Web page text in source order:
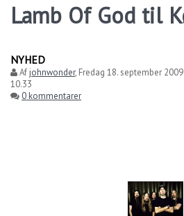
Lamb Of God til
NYHED
Afjohnwonder, Fredag 18. september
10.33
0 kommentarer